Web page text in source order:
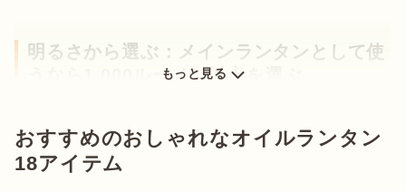
明るさから選ぶ：メインランタンとして使
うなら1,000ルーメン以上を選ぶ
もっと見る
おすすめのおしゃれなオイルランタン
18アイテム